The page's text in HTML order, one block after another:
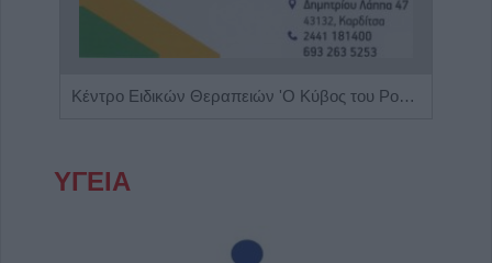
Κέντρο Ειδικών Θεραπειών 'Ο Κύβος του Ρούμπικ'
ΥΓΕΙΑ